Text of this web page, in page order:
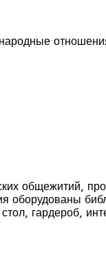
общежитий,
оборудованы
стол, гардероб,